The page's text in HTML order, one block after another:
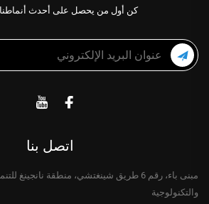
كن أول من يحصل على أحدث
اتصل بنا
مبنى باء، رقم 6 طريق شينغتشي، منطقة نانجينغ
والتكنولوجية